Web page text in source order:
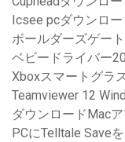
Icsee pcダウンロー
ボールダーズゲー
ベビードライバー
Xboxスマートグラ
Teamviewer 12
ダウンロードMac
PCにTelltale Save